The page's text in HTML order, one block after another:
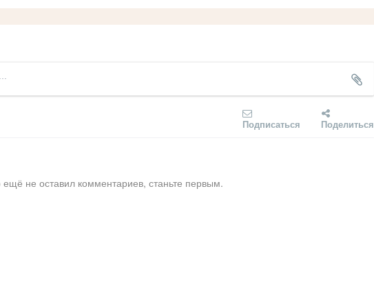
Подписаться Поделиться
ещё не оставил комментариев, станьте первым.